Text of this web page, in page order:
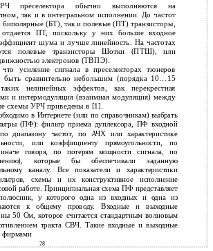
преселектора обычно выполняются на
так и в интегральном исполнении. До частот
(БТ), так и полевые (ПТ) транзисторы,
ПТ, поскольку у них больше входное
шума и лучше линейность. На частотах
полевые транзисторы Шотки (ПТШ), или
электронов (ТВПЭ).
усиление сигнала в преселекторах тюнеров
сравнительно небольшим (порядка 10…15
нелинейных эффектов, как перекрестная
и интермодуляция (взаимная модуляция) между
схемы УРЧ приведены в [1].
в Интернете (или по справочникам) выбрать
(ПФ): фильтр приема дуплексора, ПФ входной
частот, по АЧХ или характеристике
или коэффициенту прямоугольности, по
говоря, по потерям мощности сигнала, по
которые бы обеспечивали заданную
каналу. Все показатели и характеристики
схемы и их конструктивное исполнение
работе. Принципиальная схема ПФ представляет
у которого одна из входных и одна из
к общему проводу. Входные и выходные
50 Ом, которое считается стандартным волновым
тракта СВЧ. Такие входные и выходные
фирмами
28